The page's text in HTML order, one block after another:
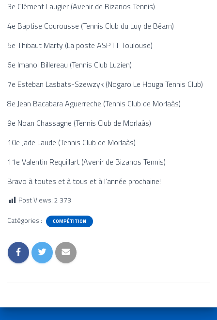
3e Clément Laugier (Avenir de Bizanos Tennis)
4e Baptise Courousse (Tennis Club du Luy de Béarn)
5e Thibaut Marty (La poste ASPTT Toulouse)
6e Imanol Billereau (Tennis Club Luzien)
7e Esteban Lasbats-Szewzyk (Nogaro Le Houga Tennis Club)
8e Jean Bacabara Aguerreche (Tennis Club de Morlaàs)
9e Noan Chassagne (Tennis Club de Morlaàs)
10e Jade Laude (Tennis Club de Morlaàs)
11e Valentin Requillart (Avenir de Bizanos Tennis)
Bravo à toutes et à tous et à l’année prochaine!
Post Views:2 373
Catégories :
COMPÉTITION